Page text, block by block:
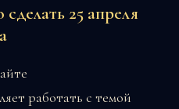
25 апреля
работать с темой